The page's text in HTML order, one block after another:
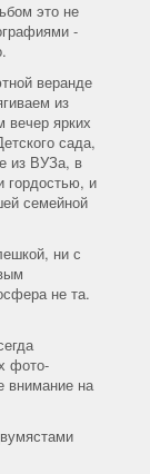
это не
-
веранде
из
ярких
сада,
из ВУЗа, в
гордостью, и
семейной
ни с
не та.
фото-
внимание на